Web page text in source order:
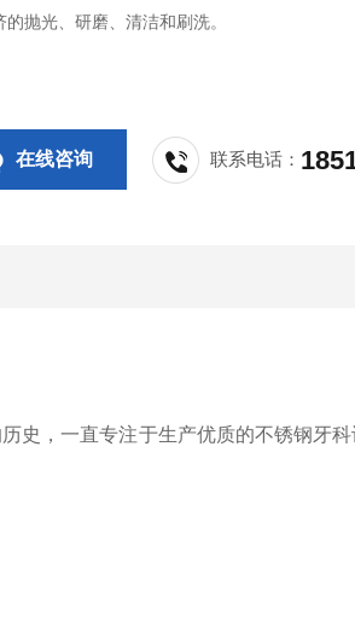
的抛光、研磨、清洁和刷洗。
在线咨询 联系电话：
史，一直专注于生产优质的不锈钢牙